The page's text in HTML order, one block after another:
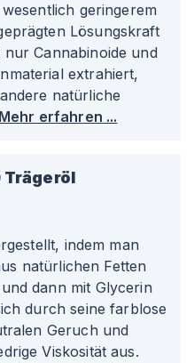
geringerem
Lösungskraft
Cannabinoide und
extrahiert,
natürliche
Mehr erfahren ...
Trägeröl
indem man
natürlichen Fetten
dann mit Glycerin
durch seine farblose
Geruch und
Viskosität aus.